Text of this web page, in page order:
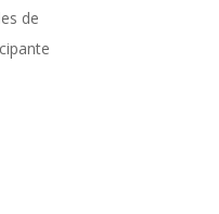
de